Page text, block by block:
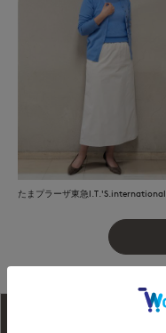
たまプラーザ東急I.T.'S.international